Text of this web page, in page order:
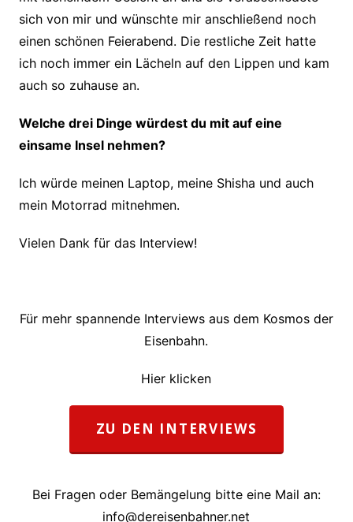
sich von mir und wünschte mir anschließend noch
einen schönen Feierabend. Die restliche Zeit hatte
ich noch immer ein Lächeln auf den Lippen und kam
auch so zuhause an.
Welche drei Dinge würdest du mit auf eine
einsame Insel nehmen?
Ich würde meinen Laptop, meine Shisha und auch
mein Motorrad mitnehmen.
Vielen Dank für das Interview!
Für mehr spannende Interviews aus dem Kosmos der
Eisenbahn.
Hier klicken
ZU DEN INTERVIEWS
Bei Fragen oder Bemängelung bitte eine Mail an:
info@dereisenbahner.net